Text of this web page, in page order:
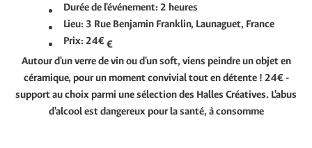
Durée de l'événement: 2 heures
Lieu: 3 Rue Benjamin Franklin, Launaguet, France
Prix: 24€€
Autour d'un verre de vin ou d'un soft, viens peindre un objet en
céramique, pour un moment convivial tout en détente ! 24€ -
support au choix parmi une sélection des Halles Créatives. L'abus
d'alcool est dangereux pour la santé, à consomme